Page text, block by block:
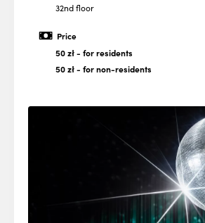
32nd floor
Price
50 zł- for residents
50 zł- for non-residents